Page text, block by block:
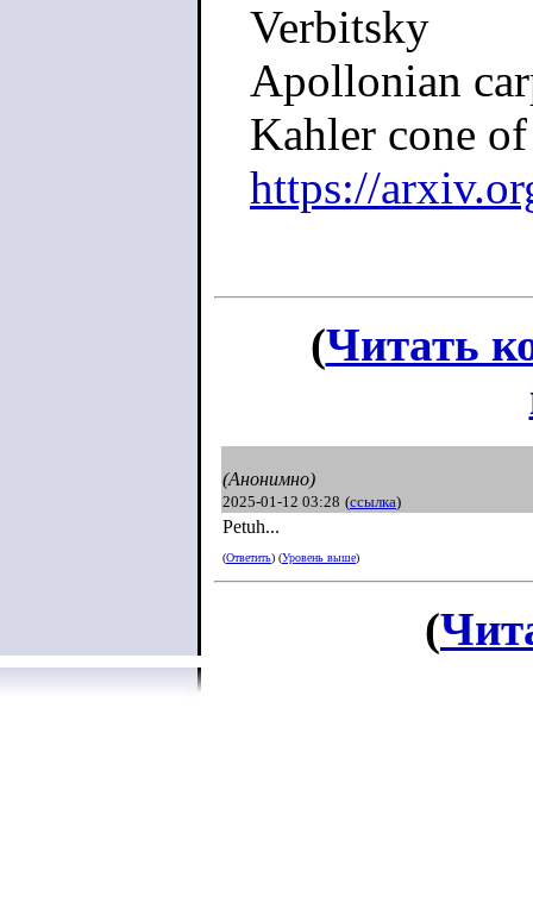
Verbitsky
Apollonian
Kahler cone
https://
(Читать
(Анонимно)
2025-01-12 03:28 (ссылка)
Petuh...
(Ответить) (Уровень выше)
(